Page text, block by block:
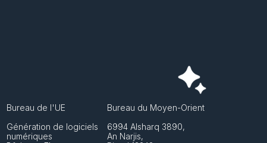
Bureau de l'UE
Génération de logiciels
numériques
Bureau du Moyen-Orient
6994 Alsharq 3890,
An Narjis,